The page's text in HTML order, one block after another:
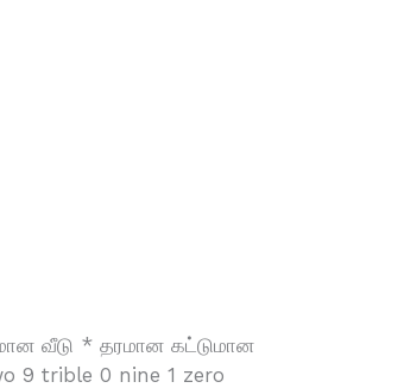
வீடு * தரமான கட்டுமான
9 trible 0 nine 1 zero